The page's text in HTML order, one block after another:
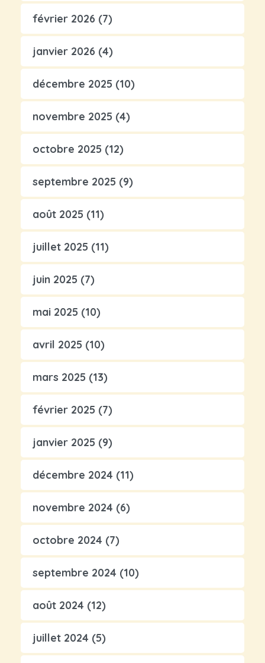
février 2026 (7)
janvier 2026 (4)
décembre 2025 (10)
novembre 2025 (4)
octobre 2025 (12)
septembre 2025 (9)
août 2025 (11)
juillet 2025 (11)
juin 2025 (7)
mai 2025 (10)
avril 2025 (10)
mars 2025 (13)
février 2025 (7)
janvier 2025 (9)
décembre 2024 (11)
novembre 2024 (6)
octobre 2024 (7)
septembre 2024 (10)
août 2024 (12)
juillet 2024 (5)